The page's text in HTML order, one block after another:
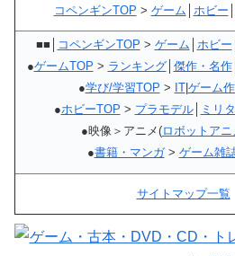
コペンギンTOP > ゲーム ホビー
■■│ コペンギンTOP > ゲーム ホビー
●ゲームTOP > ランキング│ 傑作・名作│
●学び/学習TOP > IT| ゲーム作
●ホビーTOP > プラモデル│ ミリ
●映像＞アニメ(ロボットアニ
●書籍・マンガ> ゲーム雑
サイトマップ一覧